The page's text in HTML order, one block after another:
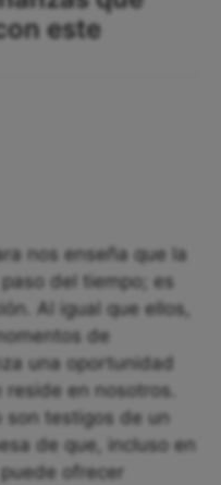
este
nos enseña que la
del tiempo; es
Al igual que ellos,
de
una oportunidad
en nosotros.
son testigos de un
de que, incluso en
ofrecer